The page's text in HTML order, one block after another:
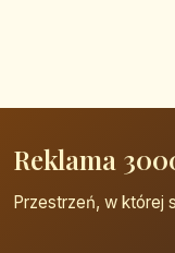
Reklama
Przestrzeń, w której